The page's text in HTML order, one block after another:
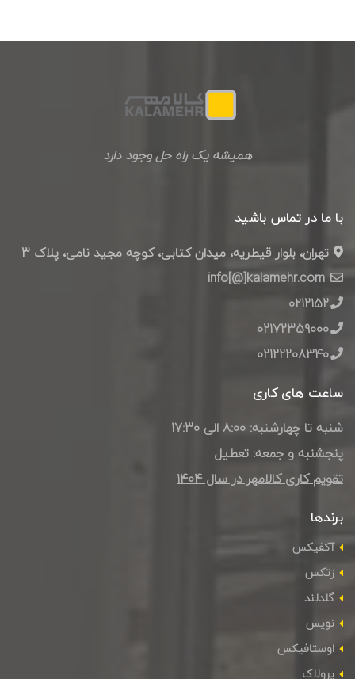
همیشه یک راه حل وجود دارد
با ما در تماس باشید
تهران، بلوار قیطریه، میدان کتابی، کوچه مجید نامی، پلاک 3
0212152
02172359000
02122208340
ساعت های کاری
شنبه تا چهارشنبه: 8:00 الی 17:30
پنجشنبه و جمعه: تعطیل
تقویم کاری کالامهر در سال ۱۴۰4
برندها
آکفیکس
زتکس
گلدلند
نویس
اوستافیکس
پرولاک